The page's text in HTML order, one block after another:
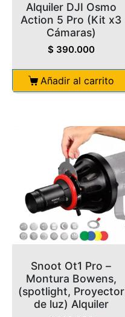
Alquiler DJI Osmo
Action 5 Pro (Kit x3
Cámaras)
$ 390.000
Añadir al carrito
Snoot Ot1 Pro –
Montura Bowens,
(spotlight, Proyector
de luz) Alquiler